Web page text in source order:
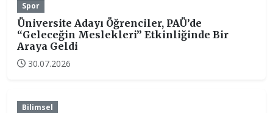
Spor
Üniversite Adayı Öğrenciler, PAÜ’de
“Geleceğin Meslekleri” Etkinliğinde Bir
Araya Geldi
30.07.2026
Bilimsel